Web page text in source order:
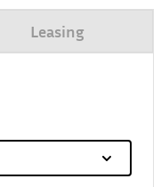
Leasing